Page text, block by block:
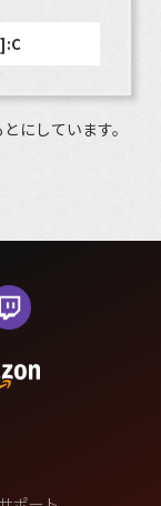
にしています。